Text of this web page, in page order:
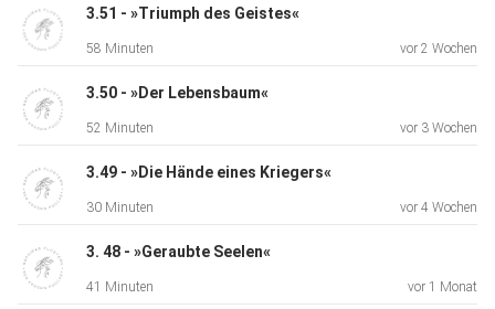
3.51 - »Triumph des Geistes«
58 Minuten vor 2 Wochen
3.50 - »Der Lebensbaum«
52 Minuten vor 3 Wochen
3.49 - »Die Hände eines Kriegers«
30 Minuten vor 4 Wochen
3. 48 - »Geraubte Seelen«
41 Minuten vor 1 Monat